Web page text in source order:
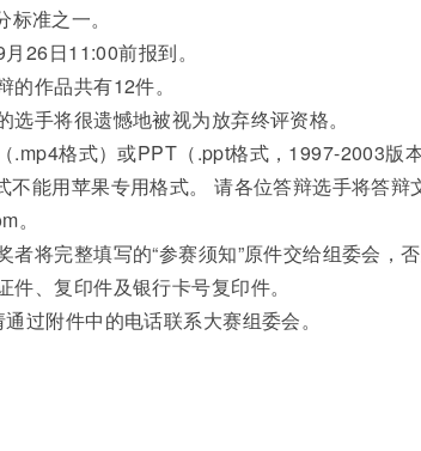
准之一。
26日11:00前报到。
作品共有12件。
手将很遗憾地被视为放弃终评资格。
.mp4格式）或PPT（.ppt格式，1997-2003版
不能用苹果专用格式。 请各位答辩选手将答
。
将完整填写的“参赛须知”原件交给组委会，否
、复印件及银行卡号复印件。
过附件中的电话联系大赛组委会。